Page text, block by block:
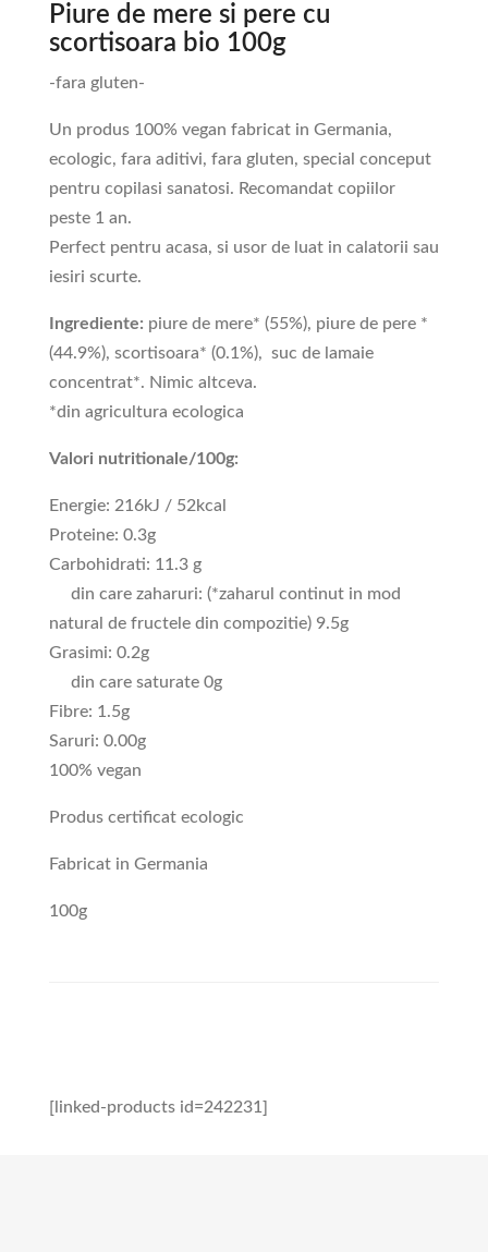
Piure de mere si pere cu
scortisoara bio 100g
-fara gluten-
Un produs 100% vegan fabricat in Germania,
ecologic, fara aditivi, fara gluten, special conceput
pentru copilasi sanatosi. Recomandat copiilor
peste 1 an.
Perfect pentru acasa, si usor de luat in calatorii sau
iesiri scurte.
Ingrediente: piure de mere* (55%), piure de pere *
(44.9%), scortisoara* (0.1%), suc de lamaie
concentrat*. Nimic altceva.
*din agricultura ecologica
Valori nutritionale/100g:
Energie: 216kJ /52kcal
Proteine: 0.3g
Carbohidrati: 11.3g
din care zaharuri: (*zaharul continut in mod
natural de fructele din compozitie) 9.5g
Grasimi: 0.2g
din care saturate0g
Fibre: 1.5g
Saruri: 0.00g
100% vegan
Produs certificat ecologic
Fabricat in Germania
100g
[linked-products id=242231]